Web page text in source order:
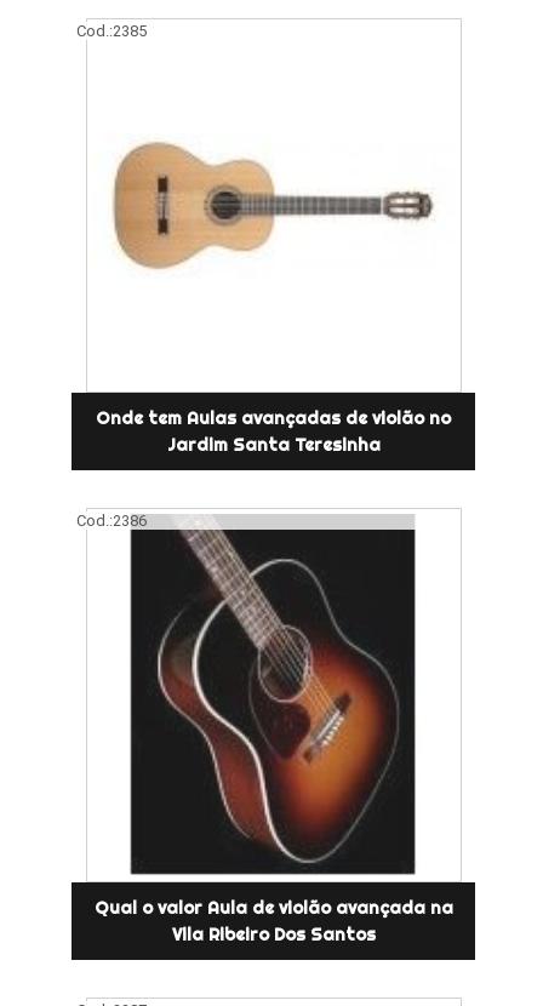
Cod.:2385
Onde tem Aulas avançadas de violão no
Jardim Santa Teresinha
Cod.:2386
Qual o valor Aula de violão avançada na
Vila Ribeiro Dos Santos